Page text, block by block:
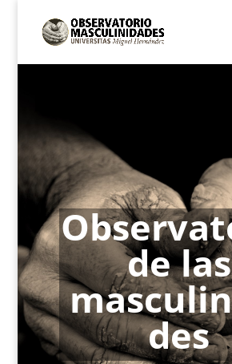
de las
des